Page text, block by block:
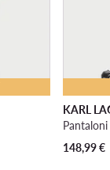
KARL
148,99€